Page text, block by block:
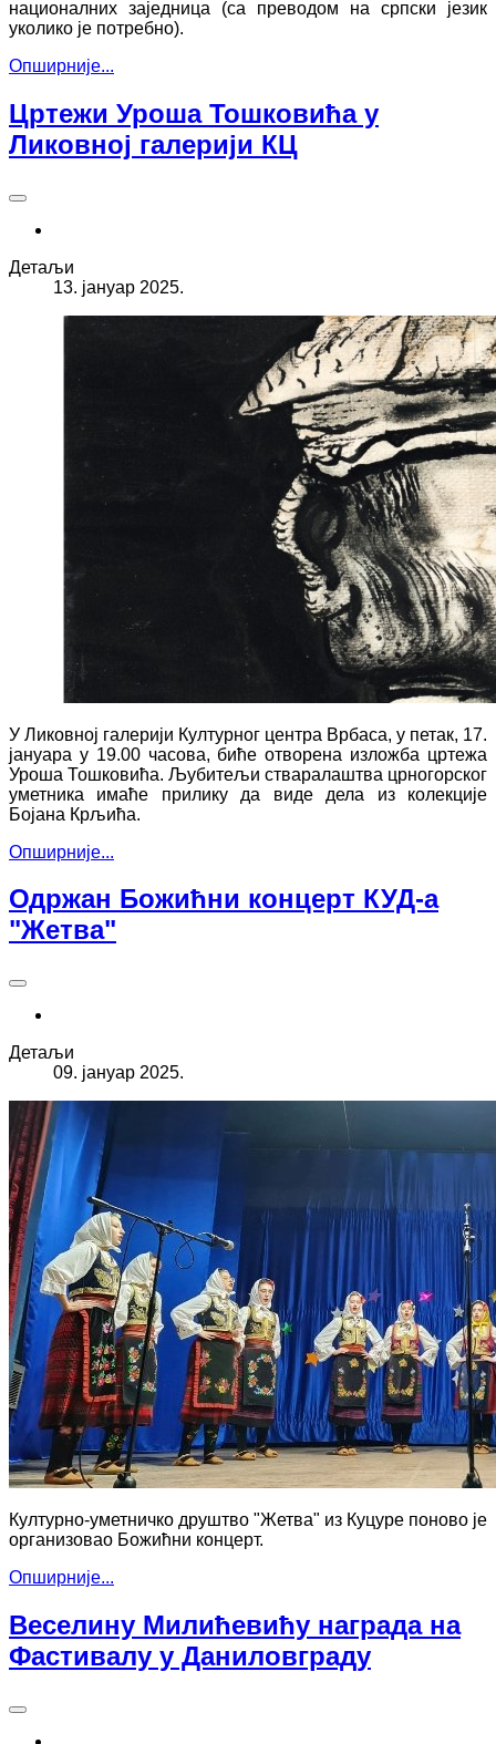
националних заједница (са преводом на српски језик
уколико је потребно).
Опширније...
Цртежи Уроша Тошковића у
Ликовној галерији КЦ
Детаљи
13. јануар 2025.
У Ликовној галерији Културног центра Врбаса, у петак, 17.
јануара у 19.00 часова, биће отворена изложба цртежа
Уроша Тошковића. Љубитељи стваралаштва црногорског
уметника имаће прилику да виде дела из колекције
Бојана Крљића.
Опширније...
Одржан Божићни концерт КУД-а
"Жетва"
Детаљи
09. јануар 2025.
Културно-уметничко друштво "Жетва" из Куцуре поново је
организовао Божићни концерт.
Опширније...
Веселину Милићевићу награда на
Фастивалу у Даниловграду